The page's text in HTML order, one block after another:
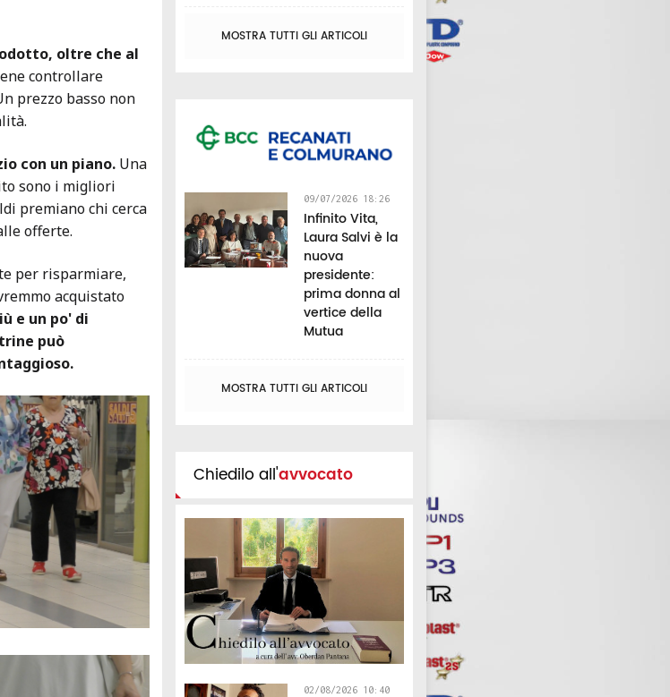
oltre che al
controllare
prezzo basso non
con un piano. Una
sono i migliori
premiano chi cerca
offerte.
per risparmiare,
acquistato
e un po' di
può
MOSTRA TUTTI GLI ARTICOLI
09/07/2026 18:26
Infinito Vita,
Laura Salvi è la
nuova
presidente:
prima donna al
vertice della
Mutua
MOSTRA TUTTI GLI ARTICOLI
Chiedilo all'avvocato
02/08/2026 10:40